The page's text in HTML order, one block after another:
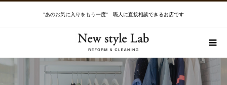
"あのお気に入りをもう一度" 職人に直接相談できるお店です